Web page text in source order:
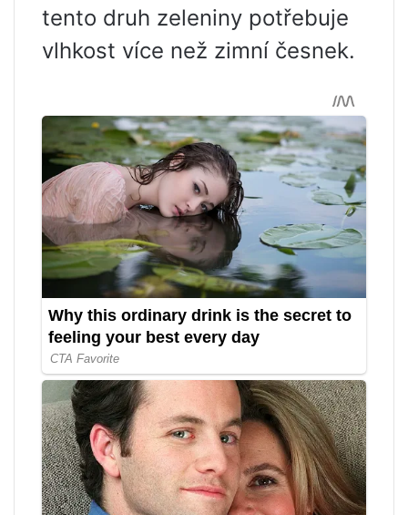
tento druh zeleniny potřebuje
vlhkost více než zimní česnek.